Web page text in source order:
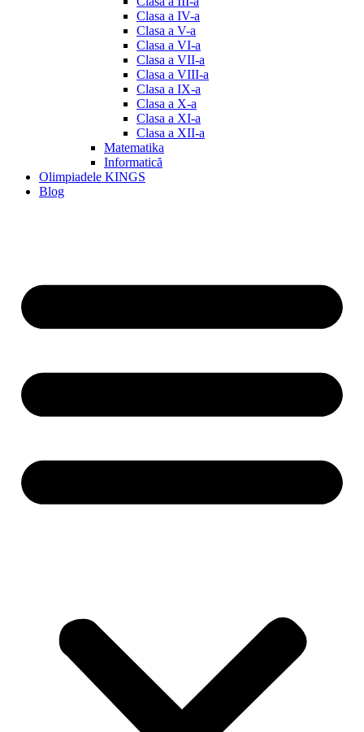
Clasa a IV-a
Clasa a V-a
Clasa a VI-a
Clasa a VII-a
Clasa a VIII-a
Clasa a IX-a
Clasa a X-a
Clasa a XI-a
Clasa a XII-a
Matematika
Informatică
Olimpiadele KINGS
Blog